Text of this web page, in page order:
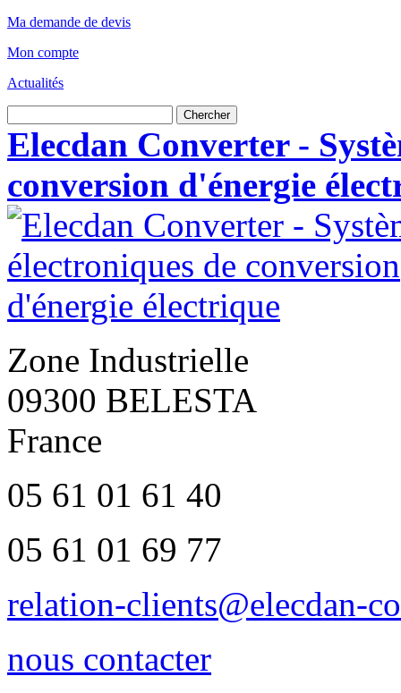
Ma demande de devis
Mon compte
Actualités
Chercher
Elecdan Converter -
conversion d'énergie
Zone Industrielle
09300 BELESTA
France
05 61 01 61 40
05 61 01 69 77
relation-clients@elecdan-
nous contacter